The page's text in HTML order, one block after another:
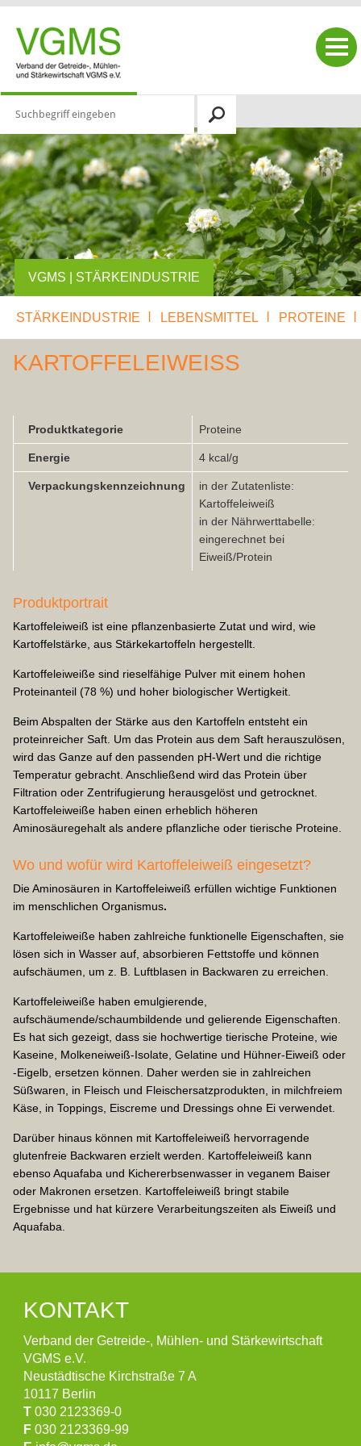
STÄRKEINDUSTRIE LEBENSMITTEL PROTEINE
KARTOFFELEIWEISS
Produktkategorie Proteine
Energie 4 kcal/g
Verpackungskennzeichnung
in der Zutatenliste:
Kartoffeleiweiß
in der Nährwerttabelle:
eingerechnet bei
Eiweiß/Protein
Produktportrait
Kartoffeleiweiß ist eine pflanzenbasierte Zutat und wird, wie
Kartoffelstärke, aus Stärkekartoffeln hergestellt.
Kartoffeleiweiße sind rieselfähige Pulver mit einem hohen
Proteinanteil (78 %) und hoher biologischer Wertigkeit.
Beim Abspalten der Stärke aus den Kartoffeln entsteht ein
proteinreicher Saft. Um das Protein aus dem Saft herauszulösen,
wird das Ganze auf den passenden pH-Wert und die richtige
Temperatur gebracht. Anschließend wird das Protein über
Filtration oder Zentrifugierung herausgelöst und getrocknet.
Kartoffeleiweiße haben einen erheblich höheren
Aminosäuregehalt als andere pflanzliche oder tierische Proteine.
Wo und wofür wird Kartoffeleiweiß eingesetzt?
Die Aminosäuren in Kartoffeleiweiß erfüllen wichtige Funktionen
im menschlichen Organismus.
Kartoffeleiweiße haben zahlreiche funktionelle Eigenschaften, sie
lösen sich in Wasser auf, absorbieren Fettstoffe und können
aufschäumen, um z. B. Luftblasen in Backwaren zu erreichen.
Kartoffeleiweiße haben emulgierende,
aufschäumende/schaumbildende und gelierende Eigenschaften.
Es hat sich gezeigt, dass sie hochwertige tierische Proteine, wie
Kaseine, Molkeneiweiß-Isolate, Gelatine und Hühner-Eiweiß oder
-Eigelb, ersetzen können. Daher werden sie in zahlreichen
Süßwaren, in Fleisch und Fleischersatzprodukten, in milchfreiem
Käse, in Toppings, Eiscreme und Dressings ohne Ei verwendet.
Darüber hinaus können mit Kartoffeleiweiß hervorragende
glutenfreie Backwaren erzielt werden. Kartoffeleiweiß kann
ebenso Aquafaba und Kichererbsenwasser in veganem Baiser
oder Makronen ersetzen. Kartoffeleiweiß bringt stabile
Ergebnisse und hat kürzere Verarbeitungszeiten als Eiweiß und
Aquafaba.
KONTAKT
Verband der Getreide-, Mühlen- und Stärkewirtschaft
VGMS e.V.
Neustädtische Kirchstraße 7 A
10117 Berlin
T 030 2123369-0
F 030 2123369-99